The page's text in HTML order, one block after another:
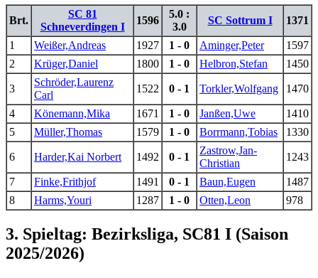
Brt.
SC 81
Schneverdingen I
1596
5.0 :
3.0
SC Sottrum I 1371
1 Weißer,Andreas 1927 1 - 0 Aminger,Peter
1597
2
Krüger,Daniel 1800 1 - 0 Helbron,Stefan 1450
3
Schröder,Laurenz
Carl
1522 0 - 1 Torkler,Wolfgang 1470
4 Könemann,Mika 1671 1 - 0 Janßen,Uwe
1410
5
Müller,Thomas 1579 1 - 0 Borrmann,Tobias 1330
6 Harder,Kai Norbert 1492 0 - 1
Zastrow,Jan-
Christian
1243
7 Finke,Frithjof 1491 0 - 1 Baun,Eugen
1487
8
Harms,Youri 1287 1 - 0 Otten,Leon 978
3. Spieltag: Bezirksliga, SC81 I (Saison
2025/2026)